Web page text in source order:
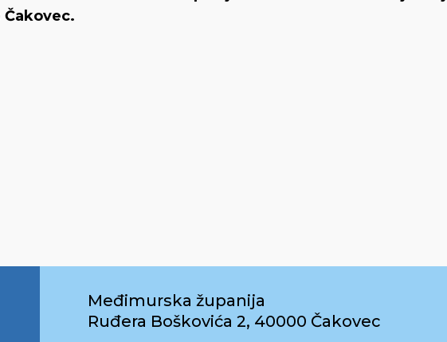
Međimurska županija
Ruđera Boškovića 2, 40000 Čakovec